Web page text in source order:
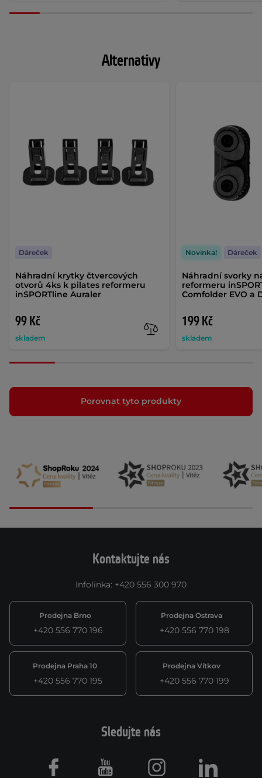
Alternativy
Náhradní krytky čtvercových
otvorů 4ks k pilates reformeru
inSPORTline Auraler
99 Kč
skladem
Dáreček
Náhradní svorky
reformeru
Comfolder EVO a
199 Kč
skladem
Novinka! Dáreček
Porovnat tyto produkty
Kontaktujte nás
Infolinka: +420 556 300 970
Prodejna Brno
+420 556 770 196
Prodejna Ostrava
+420 556 770 198
Prodejna Praha 10
+420 556 770 195
Prodejna Vítkov
+420 556 770 199
Sledujte nás
Facebook Youtube Instagram LinkedIn